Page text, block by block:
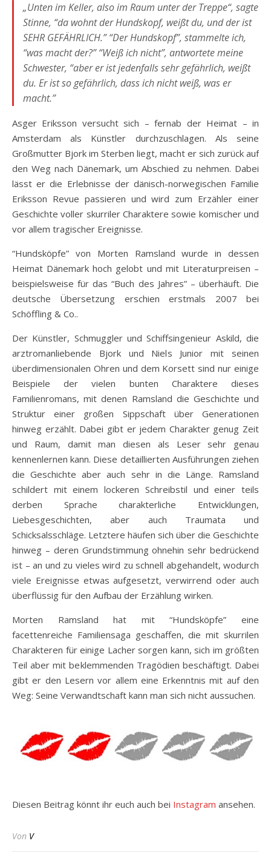
„Unten im Keller, also im Raum unter der Treppe“, sagte
Stinne, “da wohnt der Hundskopf, weißt du, und der ist
SEHR GEFÄHRLICH.” “Der Hundskopf”, stammelte ich,
“was macht der?” “Weiß ich nicht”, antwortete meine
Schwester, “aber er ist jedenfalls sehr gefährlich, weißt
du. Er ist so gefährlich, dass ich nicht weiß, was er
macht.”
Asger Eriksson versucht sich – fernab der Heimat – in
Amsterdam als Künstler durchzuschlagen. Als seine
Großmutter Bjork im Sterben liegt, macht er sich zurück auf
den Weg nach Dänemark, um Abschied zu nehmen. Dabei
lässt er die Erlebnisse der dänisch-norwegischen Familie
Eriksson Revue passieren und wird zum Erzähler einer
Geschichte voller skurriler Charaktere sowie komischer und
vor allem tragischer Ereignisse.
“Hundsköpfe” von Morten Ramsland wurde in dessen
Heimat Dänemark hoch gelobt und mit Literaturpreisen –
beispielsweise für das “Buch des Jahres” – überhäuft. Die
deutsche Übersetzung erschien erstmals 2007 bei
Schöffling & Co..
Der Künstler, Schmuggler und Schiffsingenieur Askild, die
arztromanliebende Bjork und Niels Junior mit seinen
überdimensionalen Ohren und dem Korsett sind nur einige
Beispiele der vielen bunten Charaktere dieses
Familienromans, mit denen Ramsland die Geschichte und
Struktur einer großen Sippschaft über Generationen
hinweg erzählt. Dabei gibt er jedem Charakter genug Zeit
und Raum, damit man diesen als Leser sehr genau
kennenlernen kann. Diese detaillierten Ausführungen ziehen
die Geschichte aber auch sehr in die Länge. Ramsland
schildert mit einem lockeren Schreibstil und einer teils
derben Sprache charakterliche Entwicklungen,
Liebesgeschichten, aber auch Traumata und
Schicksalsschläge. Letztere häufen sich über die Geschichte
hinweg – deren Grundstimmung ohnehin sehr bedrückend
ist – an und zu vieles wird zu schnell abgehandelt, wodurch
viele Ereignisse etwas aufgesetzt, verwirrend oder auch
überflüssig für den Aufbau der Erzählung wirken.
Morten Ramsland hat mit “Hundsköpfe” eine
facettenreiche Familiensaga geschaffen, die mit skurrilen
Charakteren für einige Lacher sorgen kann, sich im größten
Teil aber mit beklemmenden Tragödien beschäftigt. Dabei
gibt er den Lesern vor allem eine Erkenntnis mit auf den
Weg: Seine Verwandtschaft kann man sich nicht aussuchen.
Diesen Beitrag könnt ihr euch auch bei Instagram ansehen.
Von V